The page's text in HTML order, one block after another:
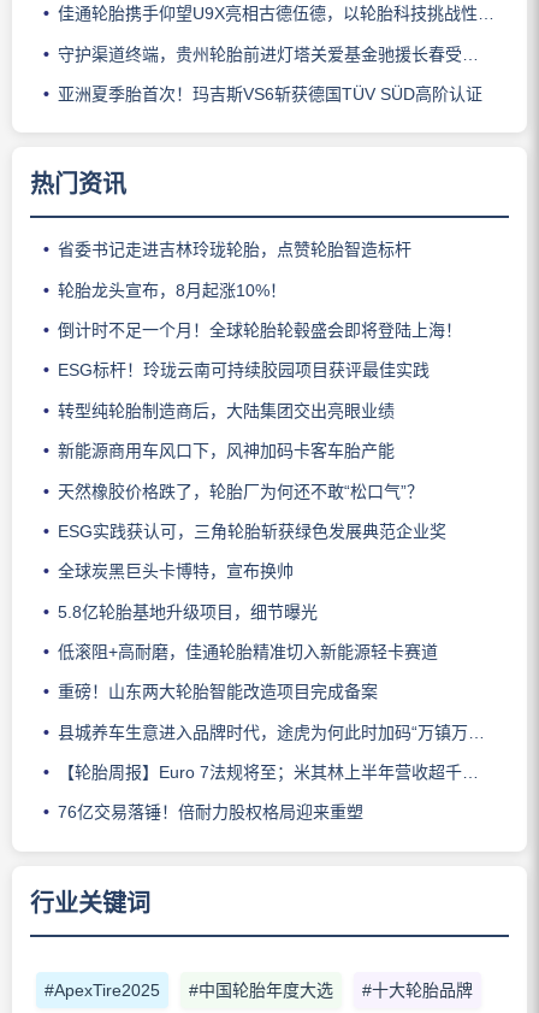
佳通轮胎携手仰望U9X亮相古德伍德，以轮胎科技挑战性能边界
守护渠道终端，贵州轮胎前进灯塔关爱基金驰援长春受灾门店
亚洲夏季胎首次！玛吉斯VS6斩获德国TÜV SÜD高阶认证
热门资讯
省委书记走进吉林玲珑轮胎，点赞轮胎智造标杆
轮胎龙头宣布，8月起涨10%！
倒计时不足一个月！全球轮胎轮毂盛会即将登陆上海！
ESG标杆！玲珑云南可持续胶园项目获评最佳实践
转型纯轮胎制造商后，大陆集团交出亮眼业绩
新能源商用车风口下，风神加码卡客车胎产能
天然橡胶价格跌了，轮胎厂为何还不敢“松口气”？
ESG实践获认可，三角轮胎斩获绿色发展典范企业奖
全球炭黑巨头卡博特，宣布换帅
5.8亿轮胎基地升级项目，细节曝光
低滚阻+高耐磨，佳通轮胎精准切入新能源轻卡赛道
重磅！山东两大轮胎智能改造项目完成备案
县城养车生意进入品牌时代，途虎为何此时加码“万镇万店”？
【轮胎周报】Euro 7法规将至；米其林上半年营收超千亿；倍耐力上半年盈利稳增；龙星炭黑斩获欧洲近万吨订单
76亿交易落锤！倍耐力股权格局迎来重塑
行业关键词
#ApexTire2025 #中国轮胎年度大选 #十大轮胎品牌